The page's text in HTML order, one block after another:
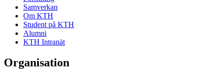
Samverkan
Om KTH
Student på KTH
Alumni
KTH Intranät
Organisation